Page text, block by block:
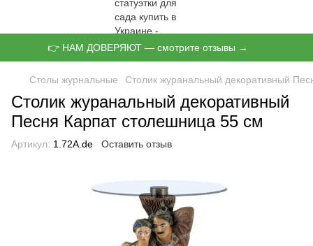
👉 НАМ ДОВЕРЯЮТ — смотрите отзывы →
Столы журнальные Столик журанальный декоративный
Столик журанальный декоративный
Песня Карпат столешница 55 см
Артикул: 1.72А.de Оставить отзыв